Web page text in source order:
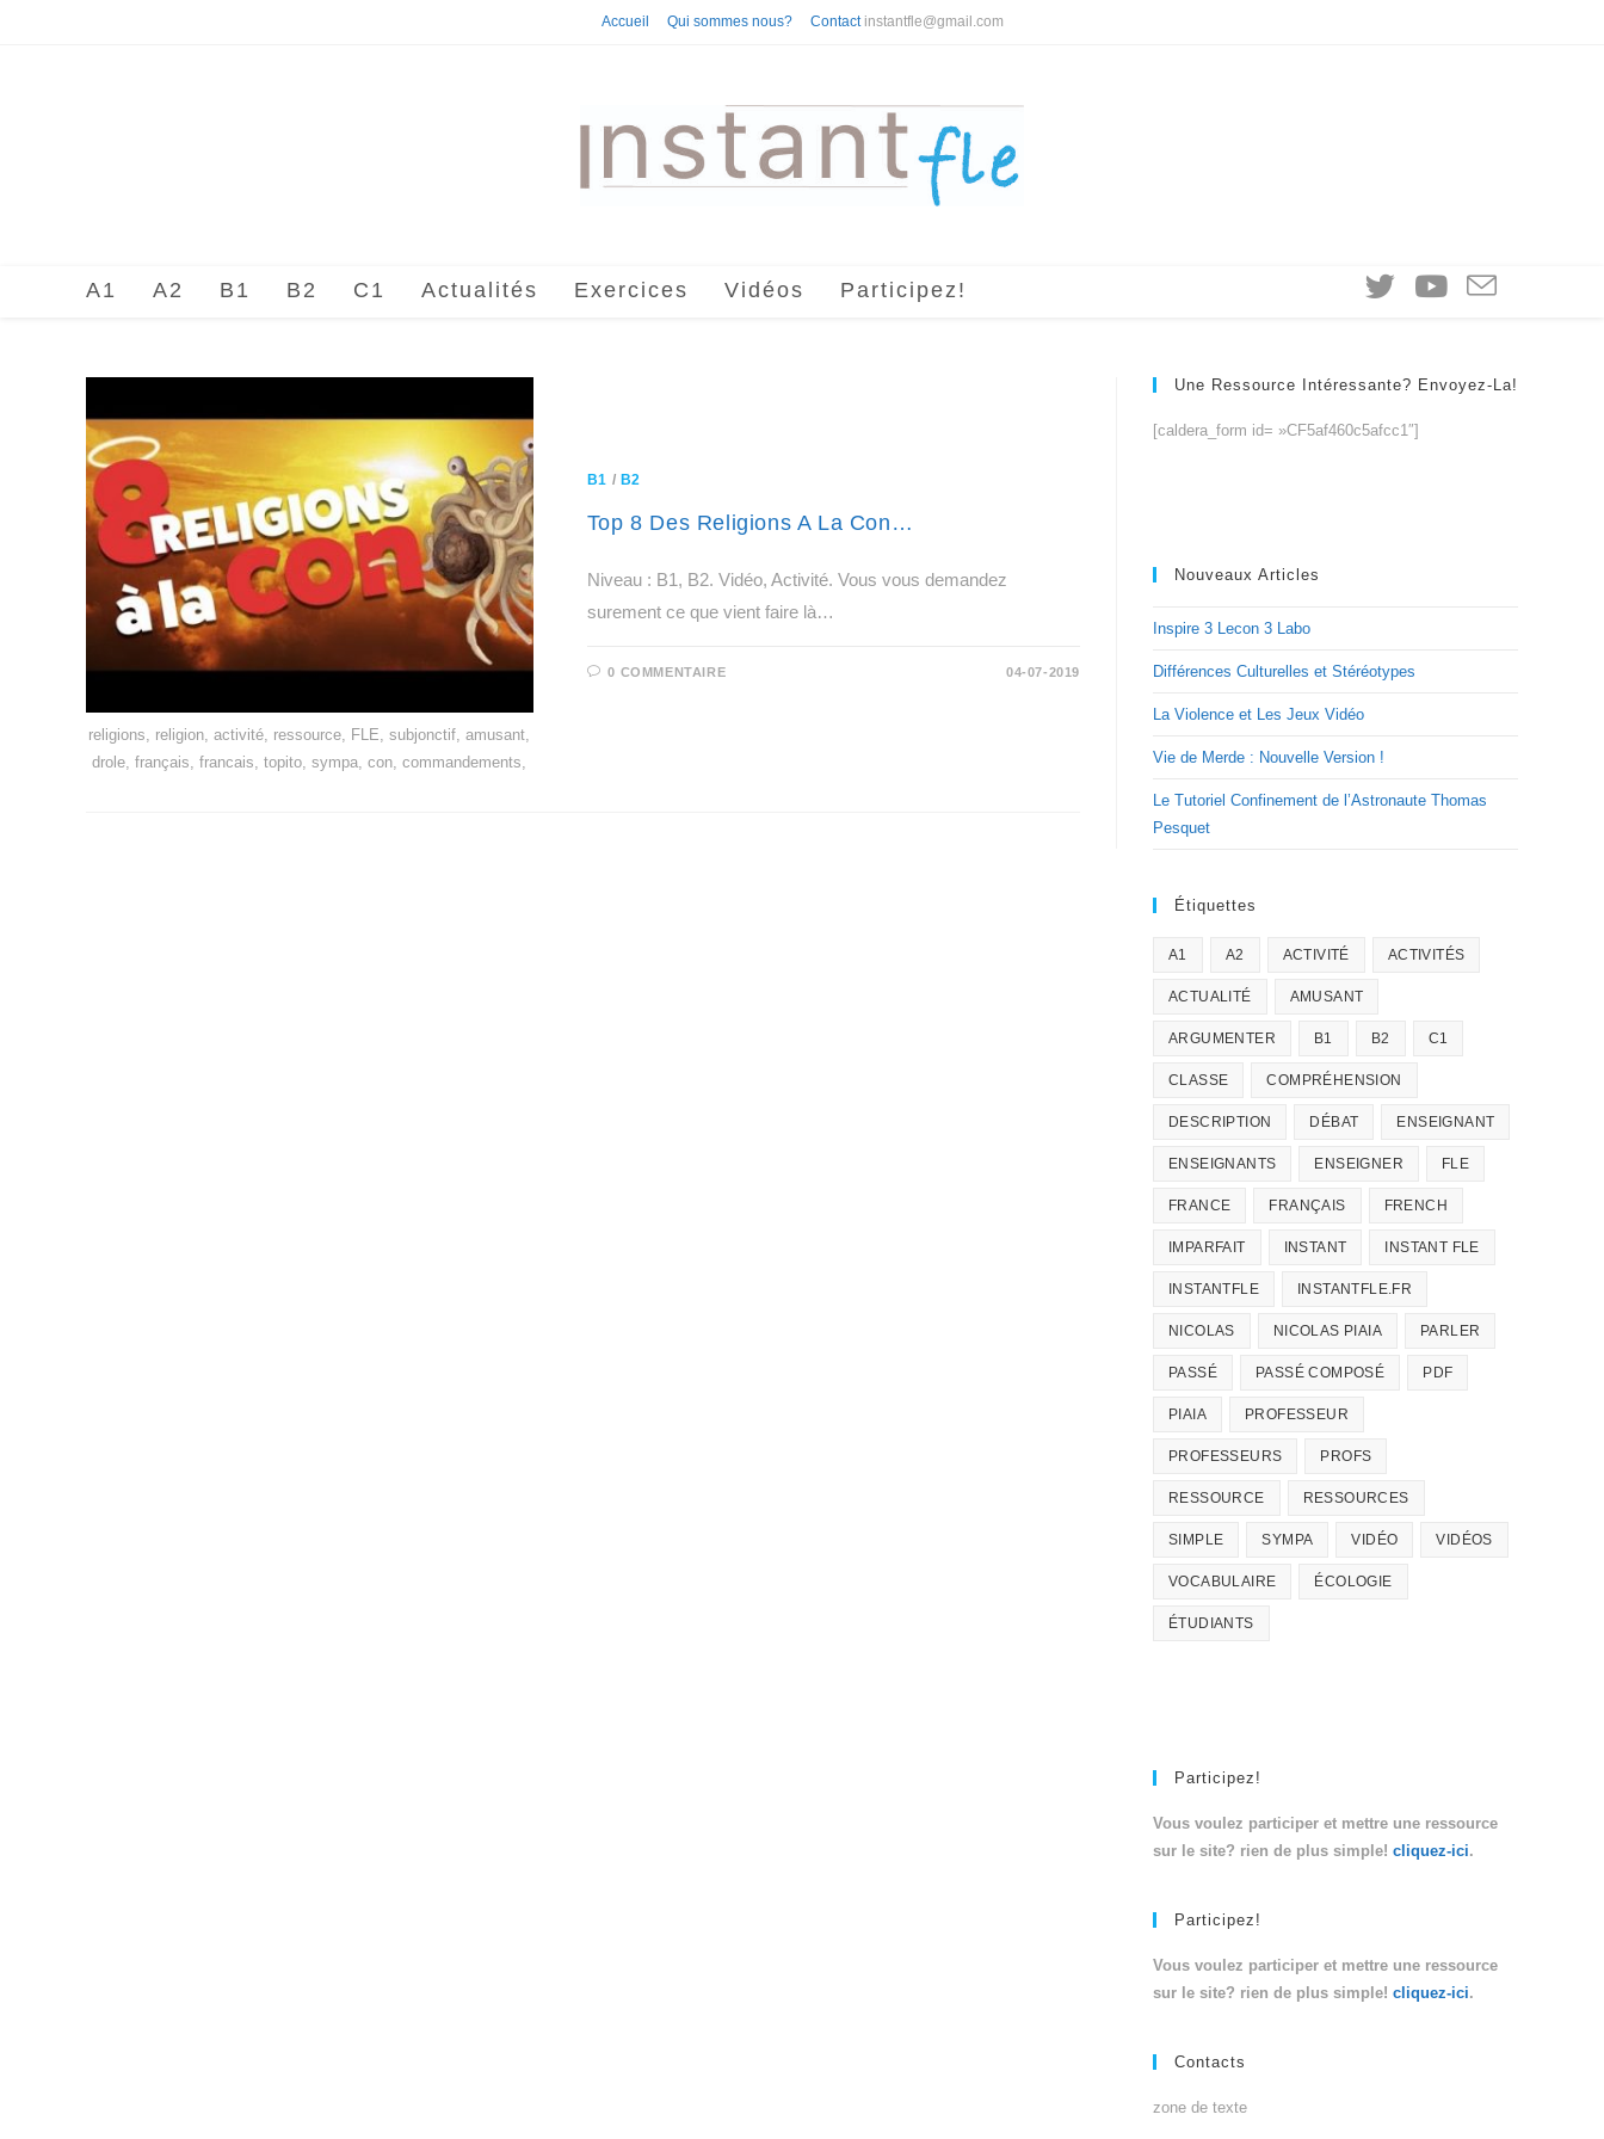
Accueil Qui sommes nous? Contact instantfle@gmail.com
A1 A2 B1 B2 C1 Actualités Exercices Vidéos Participez!
religions, religion, activité, ressource, FLE, subjonctif, amusant,
drole, français, francais, topito, sympa, con, commandements,
B1 / B2
Top 8 Des Religions A La Con…
Niveau : B1, B2. Vidéo, Activité. Vous vous demandez
surement ce que vient faire là…
0 COMMENTAIRE 04-07-2019
Une Ressource Intéressante? Envoyez-La!
[caldera_form id= »CF5af460c5afcc1″]
Nouveaux Articles
Inspire 3 Lecon 3 Labo
Différences Culturelles et Stéréotypes
La Violence et Les Jeux Vidéo
Vie de Merde : Nouvelle Version !
Le Tutoriel Confinement de l’Astronaute Thomas
Pesquet
Étiquettes
A1 A2 ACTIVITÉ ACTIVITÉS
ACTUALITÉ AMUSANT
ARGUMENTER B1 B2 C1
CLASSE COMPRÉHENSION
DESCRIPTION DÉBAT ENSEIGNANT
ENSEIGNANTS ENSEIGNER FLE
FRANCE FRANÇAIS FRENCH
IMPARFAIT INSTANT INSTANT FLE
INSTANTFLE INSTANTFLE.FR
NICOLAS NICOLAS PIAIA PARLER
PASSÉ PASSÉ COMPOSÉ PDF
PIAIA PROFESSEUR
PROFESSEURS PROFS
RESSOURCE RESSOURCES
SIMPLE SYMPA VIDÉO VIDÉOS
VOCABULAIRE ÉCOLOGIE
ÉTUDIANTS
Participez!
Vous voulez participer et mettre une ressource
sur le site? rien de plus simple! cliquez-ici.
Participez!
Vous voulez participer et mettre une ressource
sur le site? rien de plus simple! cliquez-ici.
Contacts
zone de texte